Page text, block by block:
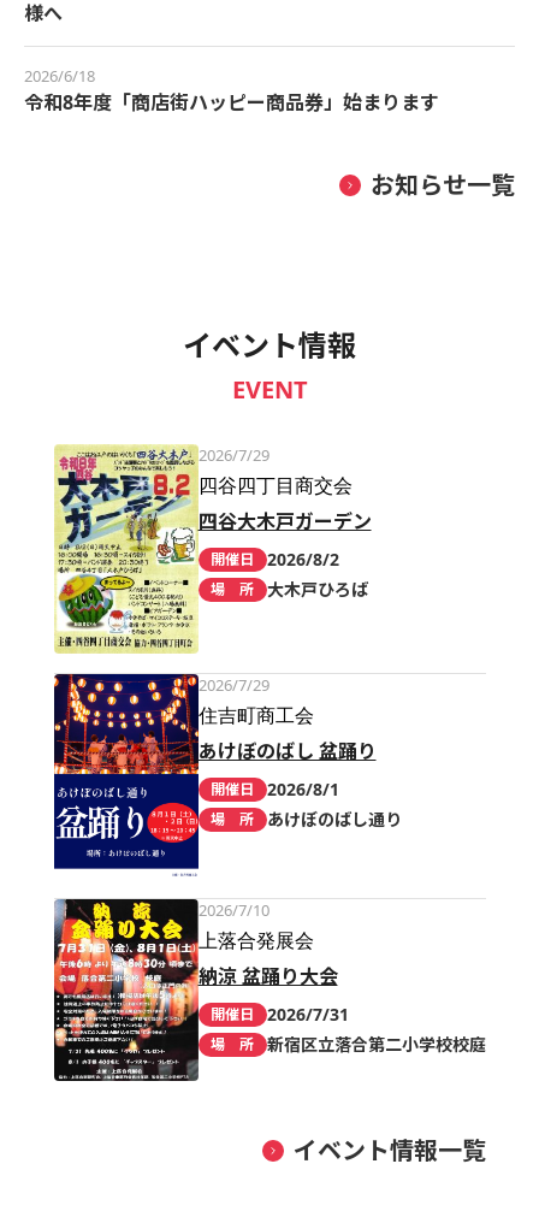
様へ
2026/6/18
令和8年度「商店街ハッピー商品券」始まります
お知らせ一覧
イベント情報
EVENT
2026/7/29
四谷四丁目商交会
四谷大木戸ガーデン
開催日 2026/8/2
場 所 大木戸ひろば
2026/7/29
住吉町商工会
あけぼのばし 盆踊り
開催日 2026/8/1
場 所 あけぼのばし通り
2026/7/10
上落合発展会
納涼 盆踊り大会
開催日 2026/7/31
場 所 新宿区立落合第二小学校校庭
イベント情報一覧